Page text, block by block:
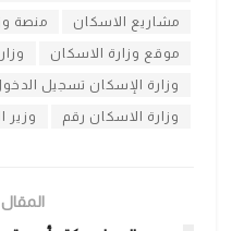
مشاريع الاسكان منصة
موقع وزارة الاسكان
وزارة الإسكان تسجيل
وزارة الاسكان رقم وزير